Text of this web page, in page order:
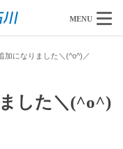
MENU
加になりました＼(^o^)／
した＼(^o^)